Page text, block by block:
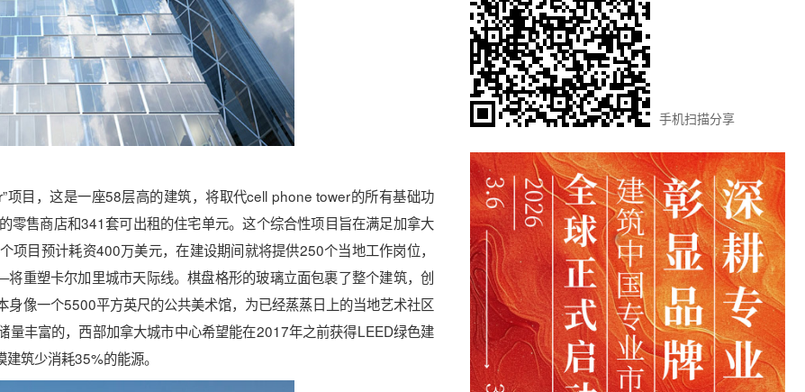
目，这是一座58层高的建筑，将取代cell phone tower的所有基础功
售商店和341套可出租的住宅单元。这个综合性项目旨在满足加拿大
目预计耗资400万美元，在建设期间就将提供250个当地工作岗位，
重塑卡尔加里城市天际线。棋盘格形的玻璃立面包裹了整个建筑，创
像一个5500平方英尺的公共美术馆，为已经蒸蒸日上的当地艺术社区
丰富的，西部加拿大城市中心希望能在2017年之前获得LEED绿色建
筑少消耗35%的能源。
手机扫描分享